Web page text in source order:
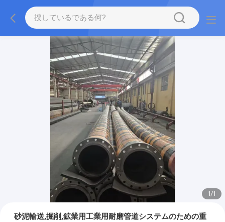
1/1
砂泥輸送,掘削,鉱業用工業用耐磨管道システムのための重